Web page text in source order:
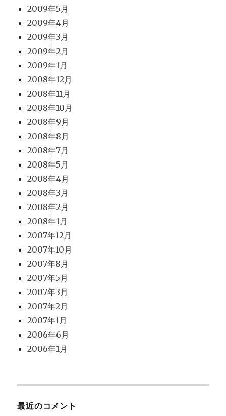
2009年5月
2009年4月
2009年3月
2009年2月
2009年1月
2008年12月
2008年11月
2008年10月
2008年9月
2008年8月
2008年7月
2008年5月
2008年4月
2008年3月
2008年2月
2008年1月
2007年12月
2007年10月
2007年8月
2007年5月
2007年3月
2007年2月
2007年1月
2006年6月
2006年1月
最近のコメント